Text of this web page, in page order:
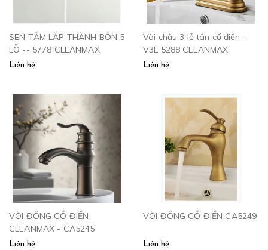
SEN TẮM LẮP THÀNH BỒN 5
LỖ -- 5778 CLEANMAX
Liên hệ
Vòi chậu 3 lỗ tân cổ điển -
V3L 5288 CLEANMAX
Liên hệ
VÒI ĐỒNG CỔ ĐIỂN
CLEANMAX - CA5245
Liên hệ
VÒI ĐỒNG CỔ ĐIỂN CA5249
Liên hệ